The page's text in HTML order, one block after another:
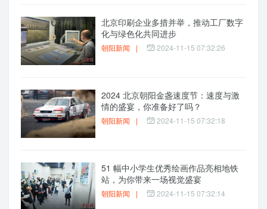
北京印刷企业多措并举，推动工厂数字
化与绿色化共同进步
朝阳新闻 | 2024-11-15 07:32:26
2024 北京朝阳金盏速度节：速度与激
情的盛宴，你准备好了吗？
朝阳新闻 | 2024-11-15 07:32:18
51 幅中小学生优秀绘画作品亮相地铁
站，为你带来一场视觉盛宴
朝阳新闻 | 2024-11-15 07:32:14